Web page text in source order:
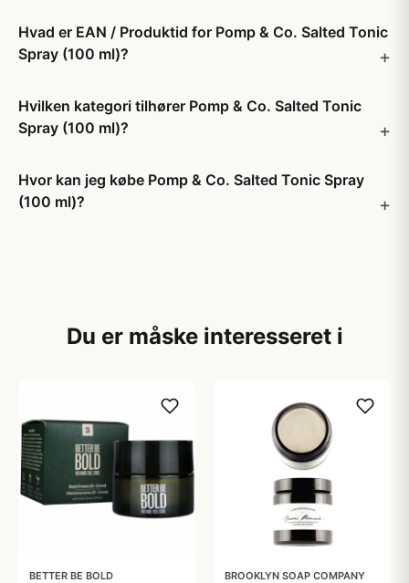
Hvad er EAN / Produktid for Pomp & Co. Salted Tonic
Spray (100 ml)?
Hvilken kategori tilhører Pomp & Co. Salted Tonic
Spray (100 ml)?
Hvor kan jeg købe Pomp & Co. Salted Tonic Spray
(100 ml)?
Du er måske interesseret i
BETTER BE BOLD BROOKLYN SOAP COMPANY